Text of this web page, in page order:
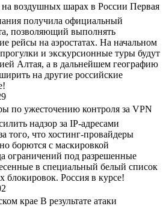
на воздушных шарах в России Первая
получила официальный
позволяющий выполнять
рейсы на аэростатах. На начальном
и экскурсионные туры будут
Алтая, а в дальнейшем географию
на другие российские
по ужесточению контроля за VPN
надзор за IP-адресами
того, что хостинг-провайдеры
борются с маскировкой
ограничений под разрешенные
в специальный белый список
блокировок. Россия в курсе!
крае В результате атаки